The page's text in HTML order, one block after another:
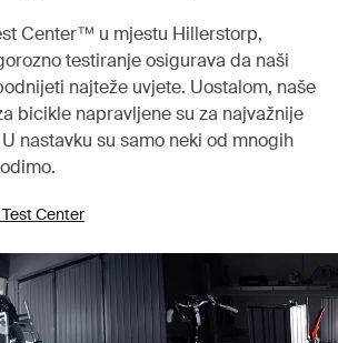
Center™ u mjestu Hillerstorp,
testiranje osigurava da naši
najteže uvjete. Uostalom, naše
bicikle napravljene su za najvažnije
nastavku su samo neki od mnogih
Center